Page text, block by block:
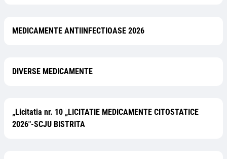
MEDICAMENTE ANTIINFECTIOASE 2026
DIVERSE MEDICAMENTE
„Licitatia nr. 10 „LICITATIE MEDICAMENTE CITOSTATICE
2026"-SCJU BISTRITA